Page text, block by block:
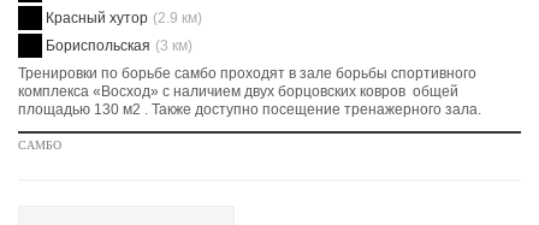
Красный хутор (2.9 км)
Бориспольская (3 км)
Тренировки по борьбе самбо проходят в зале борьбы спортивного
комплекса «Восход» с наличием двух борцовских ковров общей
площадью 130 м2 . Также доступно посещение тренажерного зала.
САМБО